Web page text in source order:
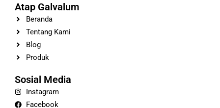
Atap Galvalum
Beranda
Tentang Kami
Blog
Produk
Sosial Media
Instagram
Facebook